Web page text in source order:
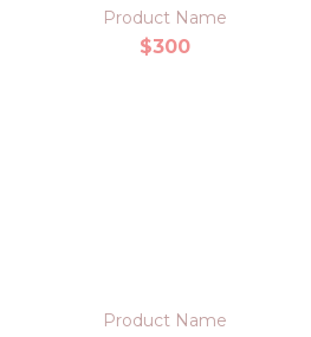
Product Name
$300
Product Name